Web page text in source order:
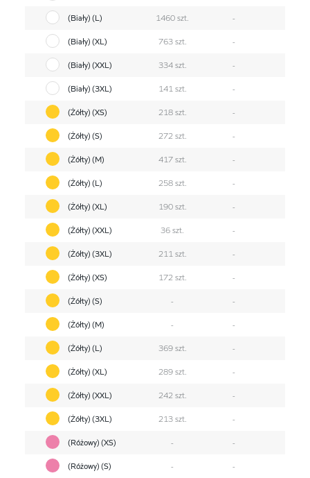
(Biały) (L)
1460 szt.
-
(Biały) (XL)
763 szt.
-
(Biały) (XXL)
334 szt.
-
(Biały) (3XL)
141 szt.
-
(Żółty) (XS)
218 szt.
-
(Żółty) (S)
272 szt.
-
(Żółty) (M)
417 szt.
-
(Żółty) (L)
258 szt.
-
(Żółty) (XL)
190 szt.
-
(Żółty) (XXL)
36 szt.
-
(Żółty) (3XL)
211 szt.
-
(Żółty) (XS)
172 szt.
-
(Żółty) (S)
-
-
(Żółty) (M)
-
-
(Żółty) (L)
369 szt.
-
(Żółty) (XL)
289 szt.
-
(Żółty) (XXL)
242 szt.
-
(Żółty) (3XL)
213 szt.
-
(Różowy) (XS)
-
-
(Różowy) (S)
-
-